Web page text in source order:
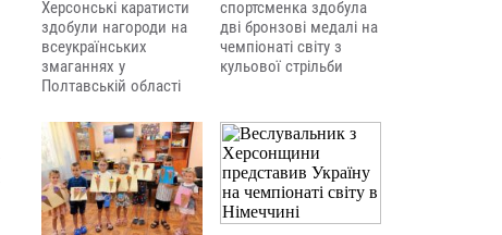
Херсонські каратисти
здобули нагороди на
всеукраїнських
змаганнях у
Полтавській області
спортсменка здобула
дві бронзові медалі на
чемпіонаті світу з
кульової стрільби